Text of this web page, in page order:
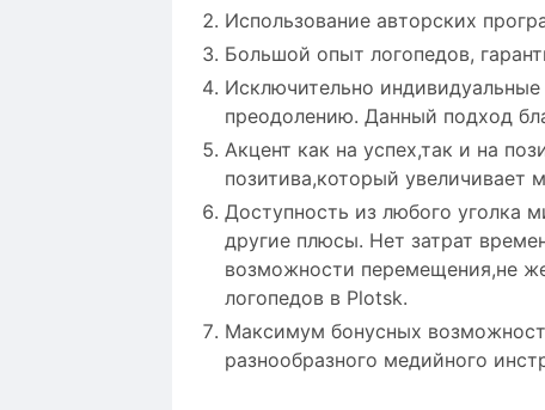
Использование авторских
Большой опыт логопедов,
Исключительно
преодолению. Данный подход
Акцент как на успех,так и на
позитива,который
Доступность из любого уголка
другие плюсы. Нет затрат
возможности перемещения,не
логопедов в Plotsk.
Максимум бонусных
разнообразного медийного